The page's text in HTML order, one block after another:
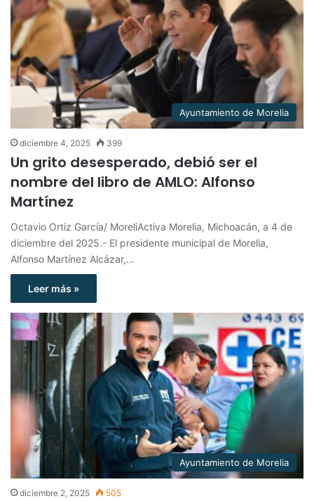
Ayuntamiento de Morelia
diciembre 4, 2025 399
Un grito desesperado, debió ser el
nombre del libro de AMLO: Alfonso
Martínez
Octavio Ortiz García/ MoreliActiva Morelia, Michoacán, a 4 de
diciembre del 2025.- El presidente municipal de Morelia,
Alfonso Martínez Alcázar,…
Leer más »
Ayuntamiento de Morelia
diciembre 2, 2025 505